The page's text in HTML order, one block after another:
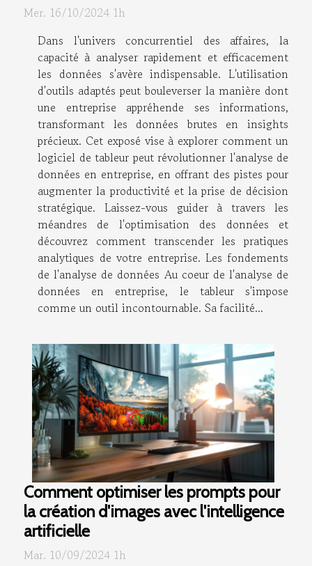
Mer. 16/10/2024 1h
Dans l'univers concurrentiel des affaires, la
capacité à analyser rapidement et efficacement
les données s'avère indispensable. L'utilisation
d'outils adaptés peut bouleverser la manière dont
une entreprise appréhende ses informations,
transformant les données brutes en insights
précieux. Cet exposé vise à explorer comment un
logiciel de tableur peut révolutionner l'analyse de
données en entreprise, en offrant des pistes pour
augmenter la productivité et la prise de décision
stratégique. Laissez-vous guider à travers les
méandres de l'optimisation des données et
découvrez comment transcender les pratiques
analytiques de votre entreprise. Les fondements
de l'analyse de données Au coeur de l'analyse de
données en entreprise, le tableur s'impose
comme un outil incontournable. Sa facilité...
Comment optimiser les prompts pour
la création d'images avec l'intelligence
artificielle
Mar. 10/09/2024 1h